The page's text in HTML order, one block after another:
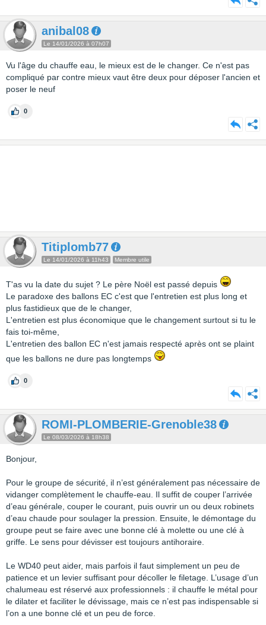
anibal08
Le 14/01/2026 à 07h07
Vu l'âge du chauffe eau, le mieux est de le changer. Ce n'est pas
compliqué par contre mieux vaut être deux pour déposer l'ancien et
poser le neuf
0
Titiplomb77
Le 14/01/2026 à 11h43 Membre utile
T'as vu la date du sujet ? Le père Noël est passé depuis
Le paradoxe des ballons EC c'est que l'entretien est plus long et
plus fastidieux que de le changer,
L'entretien est plus économique que le changement surtout si tu le
fais toi-même,
L'entretien des ballon EC n'est jamais respecté après ont se plaint
que les ballons ne dure pas longtemps
0
ROMI-PLOMBERIE-Grenoble38
Le 08/03/2026 à 18h38
Bonjour,
Pour le groupe de sécurité, il n’est généralement pas nécessaire de
vidanger complètement le chauffe-eau. Il suffit de couper l’arrivée
d’eau générale, couper le courant, puis ouvrir un ou deux robinets
d’eau chaude pour soulager la pression. Ensuite, le démontage du
groupe peut se faire avec une bonne clé à molette ou une clé à
griffe. Le sens pour dévisser est toujours antihoraire.
Le WD40 peut aider, mais parfois il faut simplement un peu de
patience et un levier suffisant pour décoller le filetage. L’usage d’un
chalumeau est réservé aux professionnels : il chauffe le métal pour
le dilater et faciliter le dévissage, mais ce n’est pas indispensable si
l’on a une bonne clé et un peu de force.